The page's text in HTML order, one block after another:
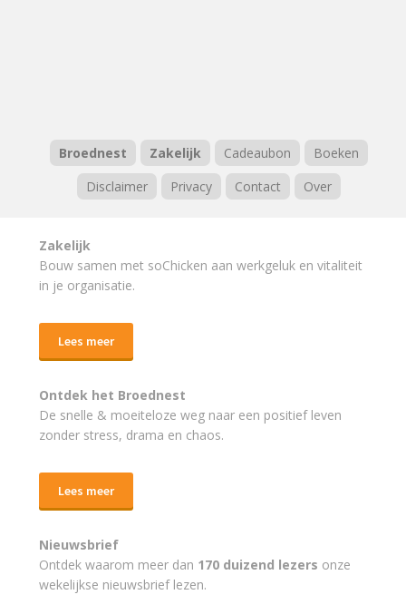
Broednest Zakelijk Cadeaubon
Boeken
Disclaimer
Privacy Contact Over
Zakelijk
Bouw samen met soChicken aan werkgeluk en vitaliteit
in je organisatie.
Lees meer
Ontdek het Broednest
De snelle & moeiteloze weg naar een positief leven
zonder stress, drama en chaos.
Lees meer
Nieuwsbrief
Ontdek waarom meer dan 170 duizend lezers onze
wekelijkse nieuwsbrief lezen.